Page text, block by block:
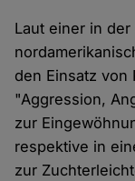
Laut einer in
den Einsatz von
"Aggression,
zur
respektive in
zur